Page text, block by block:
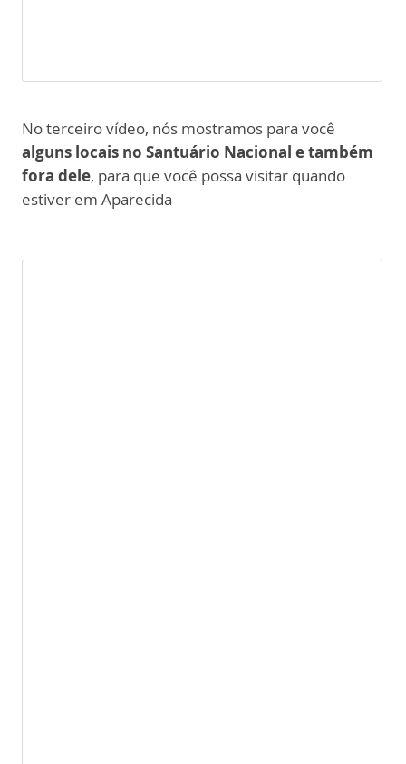
No terceiro vídeo, nós mostramos para você
alguns locais no Santuário Nacional e também
fora dele, para que você possa visitar quando
estiver em Aparecida